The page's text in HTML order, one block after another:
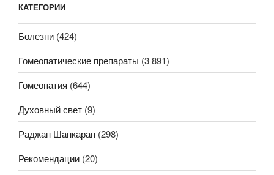
КАТЕГОРИИ
Болезни (424)
Гомеопатические препараты (3 891)
Гомеопатия (644)
Духовный свет (9)
Раджан Шанкаран (298)
Рекомендации (20)